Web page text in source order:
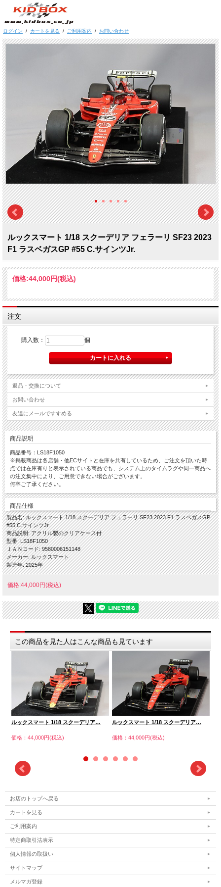
ログイン / カートを見る / ご利用案内 / お問い合わせ
ルックスマート 1/18 スクーデリア フェラーリ SF23 2023
F1 ラスベガスGP #55 C.サインツJr.
価格:44,000円(税込)
注文
購入数： 個
返品・交換について
お問い合わせ
友達にメールですすめる
商品説明
商品番号：LS18F1050
※掲載商品は各店舗・他ECサイトと在庫を共有しているため、ご注文を頂いた時
点では在庫有りと表示されている商品でも、システム上のタイムラグや同一商品へ
の注文集中により、ご用意できない場合がございます。
何卒ご了承ください。
商品仕様
製品名: ルックスマート 1/18 スクーデリア フェラーリ SF23 2023 F1 ラスベガスGP
#55 C.サインツJr.
商品説明: アクリル製のクリアケース付
型番: LS18F1050
ＪＡＮコード: 9580006151148
メーカー: ルックスマート
製造年: 2025年
価格:44,000円(税込)
この商品を見た人はこんな商品も見ています
ルックスマート 1/18 スクーデリア…
価格：44,000円(税込)
ルックスマート 1/18 スクーデリア…
価格：44,000円(税込)
お店のトップへ戻る
カートを見る
ご利用案内
特定商取引法表示
個人情報の取扱い
サイトマップ
メルマガ登録